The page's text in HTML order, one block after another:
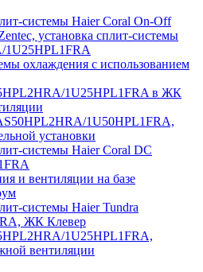
системы Haier Coral On-Off
установка сплит-системы
1U25HPL1FRA
охлаждения с использованием
1U25HPL1FRA в ЖК
1U50HPL1FRA,
установки
системы Haier Coral DC
и вентиляции на базе
системы Haier Tundra
ЖК Клевер
1U25HPL1FRA,
вентиляции